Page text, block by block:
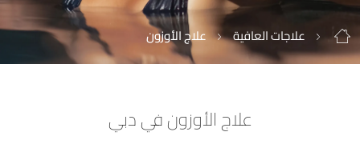
علاجات العافية علاج الأوزون
علاج الأوزون في دبي